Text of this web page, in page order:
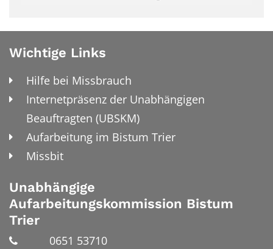
Wichtige Links
Hilfe bei Missbrauch
Internetpräsenz der Unabhängigen
Beauftragten (UBSKM)
Aufarbeitung im Bistum Trier
Missbit
Unabhängige
Aufarbeitungskommission Bistum
Trier
0651 53710